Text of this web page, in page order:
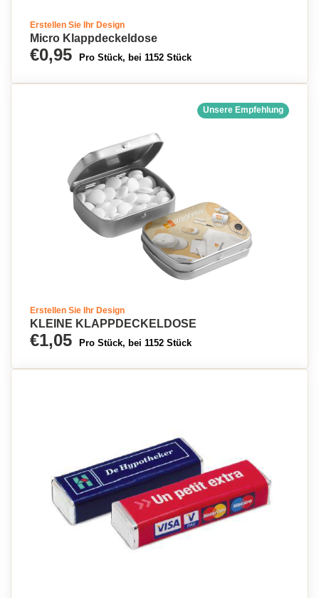
Erstellen Sie Ihr Design
Micro Klappdeckeldose
€0,95 Pro Stück, bei 1152 Stück
Unsere Empfehlung
Erstellen Sie Ihr Design
KLEINE KLAPPDECKELDOSE
€1,05 Pro Stück, bei 1152 Stück